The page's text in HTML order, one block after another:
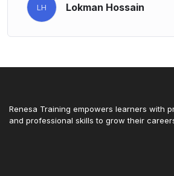
LH Lokman Hossain
Renesa Training empowers learners with
and professional skills to grow their